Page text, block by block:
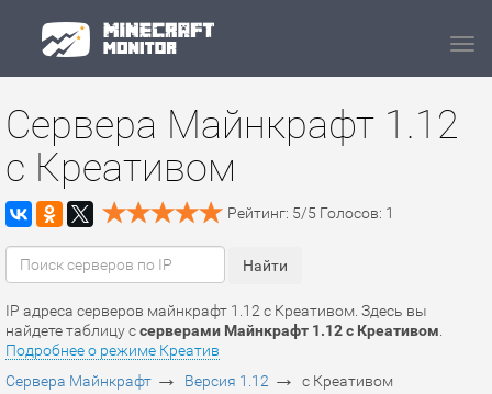
Сервера Майнкрафт 1.12
c Креативом
Рейтинг: 5/5 Голосов: 1
IP адреса серверов майнкрафт 1.12 c Креативом. Здесь вы
найдете таблицу ссерверами Майнкрафт 1.12 c Креативом
Подробнее о режиме Креатив
Сервера Майнкрафт → Версия 1.12 → c Креативом